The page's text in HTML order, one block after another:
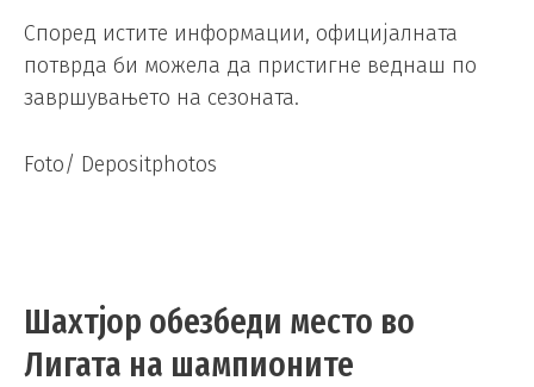
Според истите информации, официјалната
потврда би можела да пристигне веднаш по
завршувањето на сезоната.
Foto/ Depositphotos
Шахтјор обезбеди место во
Лигата на шампионите